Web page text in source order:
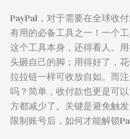
PayPal，对于需要在全球收
有用的必备工具之一！一个
这个工具本身，还得看人。
头砸自己的脚；用得好了，
拉拉链一样可收放自如。而
吗？简单，收付款也更是可
方都减少了。关键是避免触
限制账号后，如何才能解锁
南